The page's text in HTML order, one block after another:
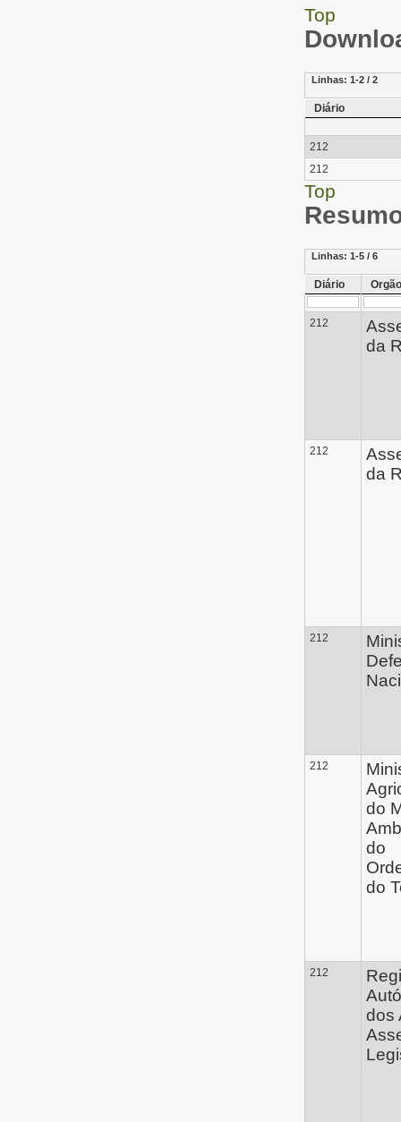
Top
Linhas: 1-2 / 2
Diário
212
212
Top
Linhas: 1-5 / 6
Diário Orgão
212
da
212
da
212
212
do
do
do
212
dos